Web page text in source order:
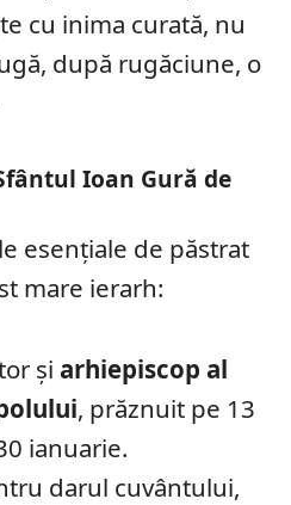
cu inima curată, nu
după rugăciune, o
Ioan Gură de
esențiale de păstrat
mare ierarh:
șiarhiepiscop al
, prăznuit pe 13
ianuarie.
darul cuvântului,